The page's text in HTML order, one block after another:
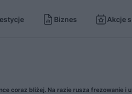
Biznes Akcje
coraz bliżej. Na razie rusza frezowanie i